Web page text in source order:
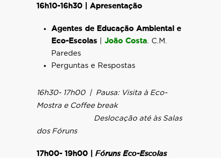
16h10-16h30 | Apresentação
Agentes de Educação Ambiental e
Eco-Escolas
João Costa. C.M.
Paredes
Perguntas e Respostas
16h30- 17h00 | Pausa: Visita à Eco-
Mostra e Coffee break
Deslocação até às Salas
dos Fóruns
17h00- 19h00 | Fóruns Eco-Escolas